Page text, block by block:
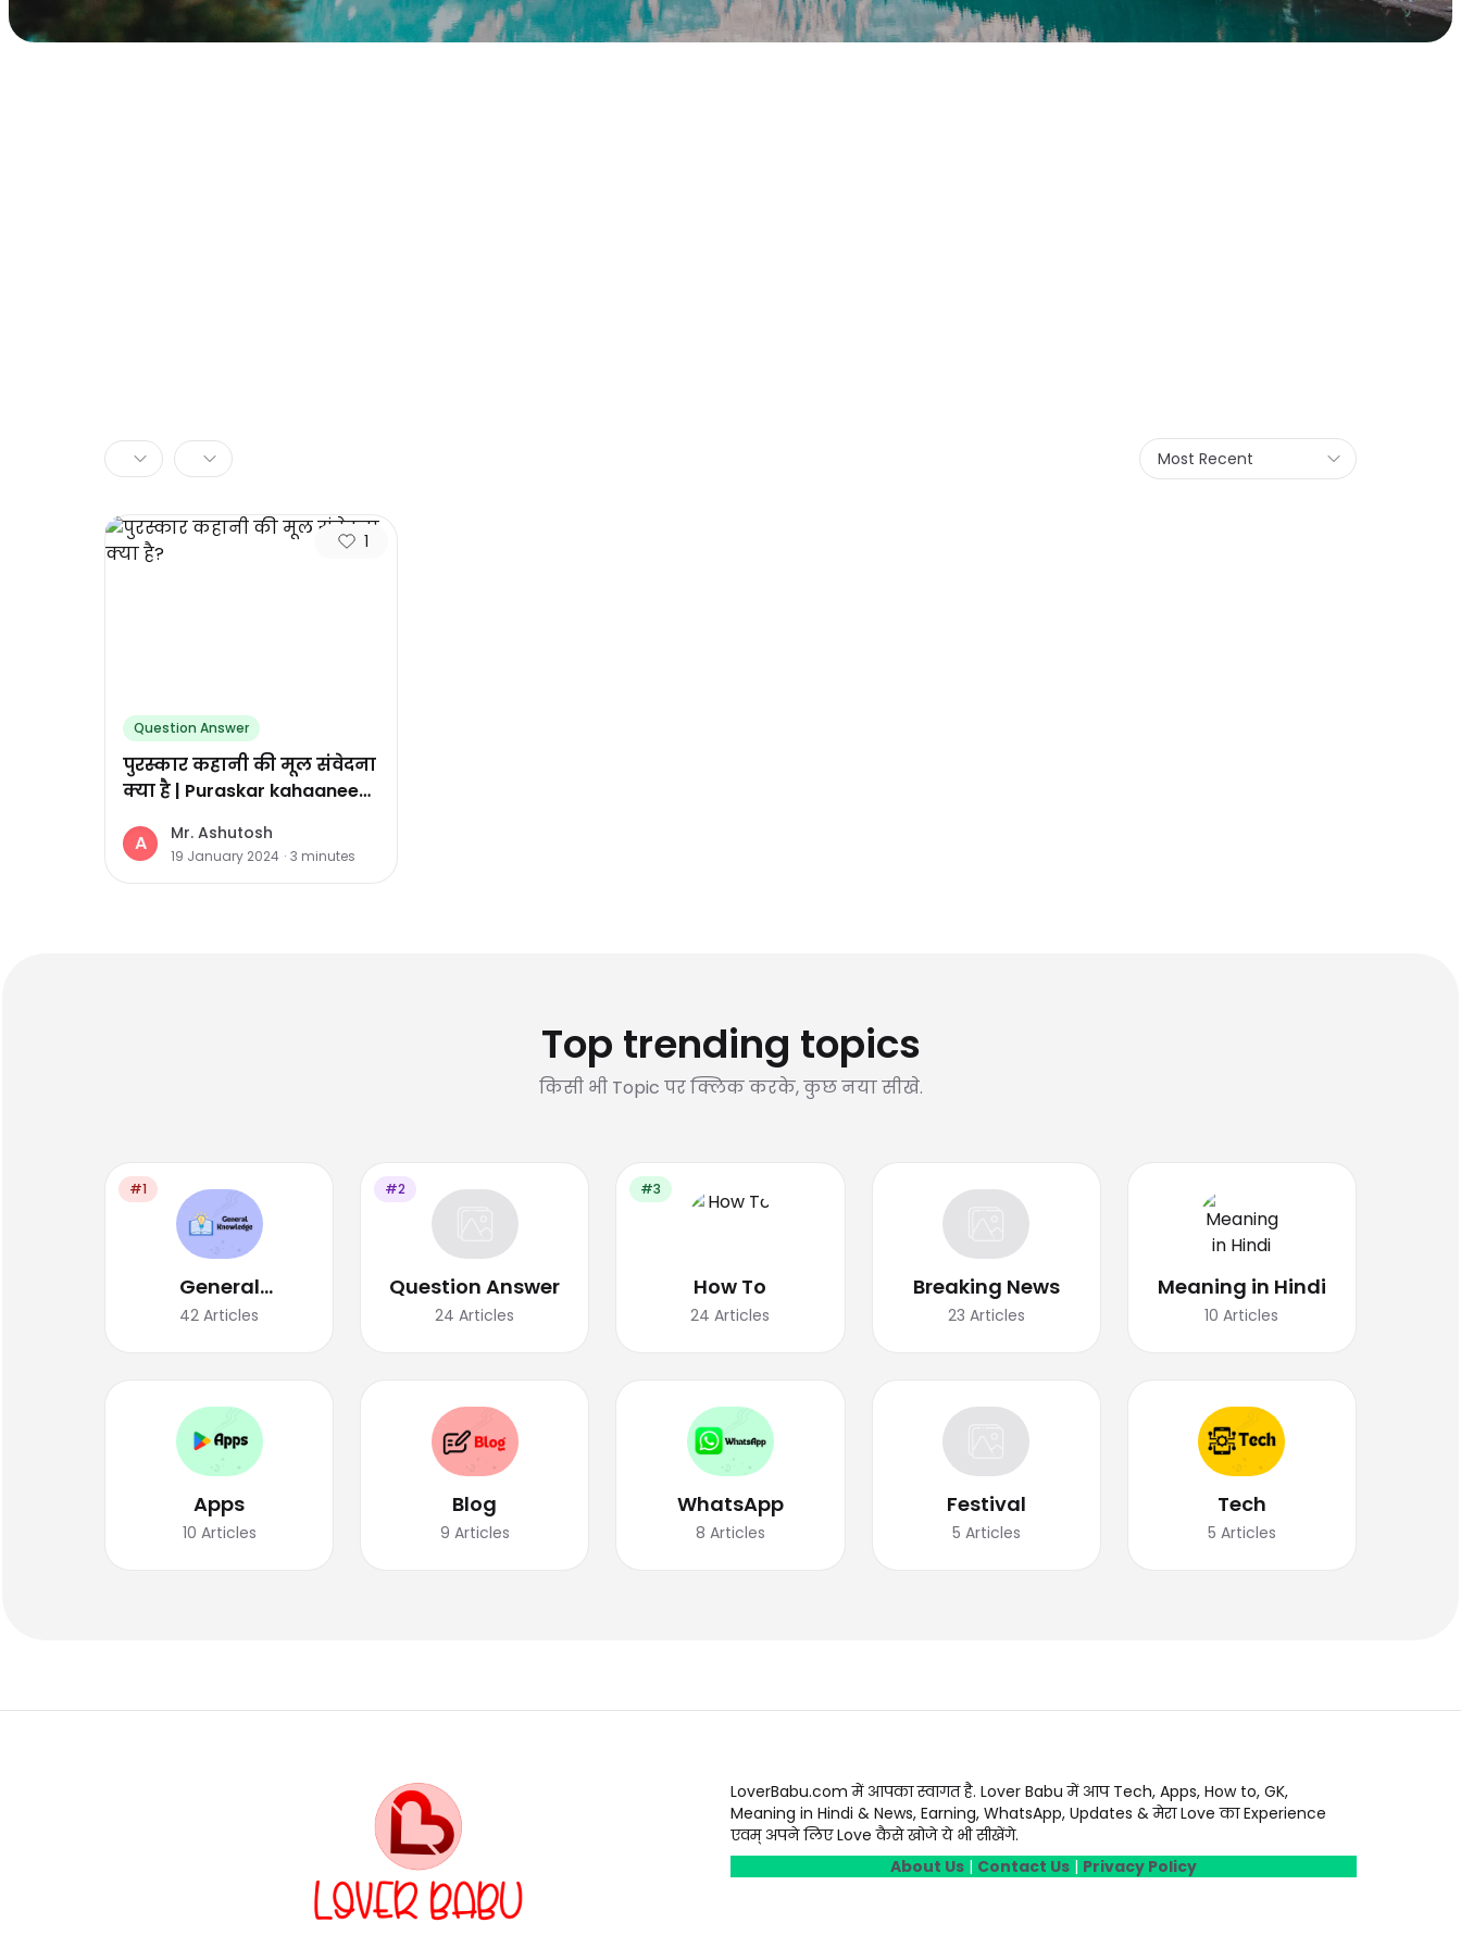
Most Recent
1
Question Answer
पुरस्कार कहानी की मूल संवेदना
क्या है | Puraskar kahaanee
hai?
A Mr. Ashutosh
19 January 2024 · 3 minutes
Top trending topics
किसी भी Topic पर क्लिक करके, कुछ नया सीखे.
#1
General
Knowledge
42 Articles
#2
Question Answer
24 Articles
#3
How To
24 Articles
Breaking News
23 Articles
Meaning in Hindi
10 Articles
Apps
10 Articles
Blog
9 Articles
WhatsApp
8 Articles
Festival
5 Articles
Tech
5 Articles
LoverBabu.com में आपका स्वागत है. Lover Babu में आप Tech, Apps, How to, GK,
Meaning in Hindi & News, Earning, WhatsApp, Updates & मेरा Love का Experience
एवम् अपने लिए Love कैसे खोजे ये भी सीखेंगे.
About Us | Contact Us | Privacy Policy